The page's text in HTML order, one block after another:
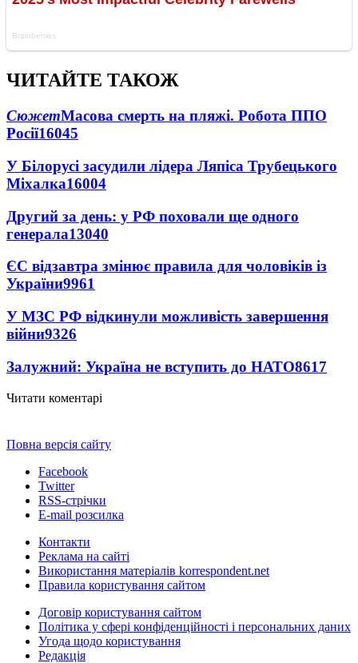
ЧИТАЙТЕ ТАКОЖ
СюжетМасова смерть на пляжі. Робота ППО
Росії16045
У Білорусі засудили лідера Ляпіса Трубецького
Міхалка16004
Другий за день: у РФ поховали ще одного
генерала13040
ЄС відзавтра змінює правила для чоловіків із
України9961
У МЗС РФ відкинули можливість завершення
війни9326
Залужний: Україна не вступить до НАТО8617
Читати коментарі
Повна версія сайту
Facebook
Twitter
RSS-стрічки
E-mail розсилка
Контакти
Реклама на сайті
Використання матеріалів korrespondent.net
Правила користування сайтом
Договір користування сайтом
Політика у сфері конфіденційності і персональних даних
Угода щодо користування
Редакція